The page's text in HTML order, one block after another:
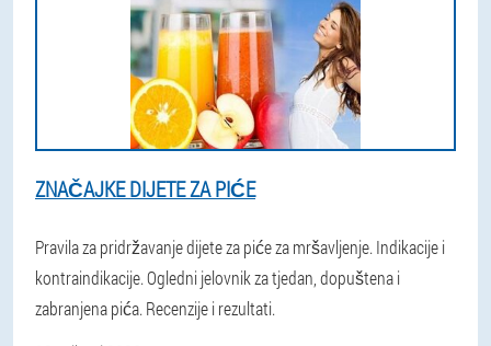
ZNAČAJKE DIJETE ZA PIĆE
Pravila za pridržavanje dijete za piće za mršavljenje. Indikacije i
kontraindikacije. Ogledni jelovnik za tjedan, dopuštena i
zabranjena pića. Recenzije i rezultati.